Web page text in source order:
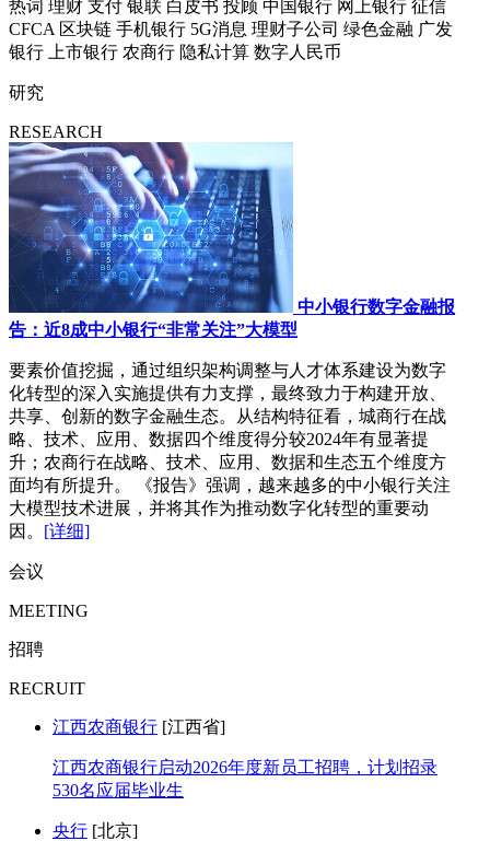
热词 理财 支付 银联 白皮书 投顾 中国银行 网上银行 征信
CFCA 区块链 手机银行 5G消息 理财子公司 绿色金融 广发
银行
上市银行 农商行 隐私计算 数字人民币
研究
RESEARCH
中小银行数字金融报
告：近8成中小银行“非常关注”大模型
要素价值挖掘，通过组织架构调整与人才体系建设为数字
化转型的深入实施提供有力支撑，最终致力于构建开放、
共享、创新的数字金融生态。从结构特征看，城商行在战
略、技术、应用、数据四个维度得分较2024年有显著提
升；农商行在战略、技术、应用、数据和生态五个维度方
面均有所提升。 《报告》强调，越来越多的中小银行关注
大模型技术进展，并将其作为推动数字化转型的重要动
因。 [详细]
会议
MEETING
招聘
RECRUIT
江西农商银行 [江西省]
江西农商银行启动2026年度新员工招聘，计划招录
530名应届毕业生
央行 [北京]